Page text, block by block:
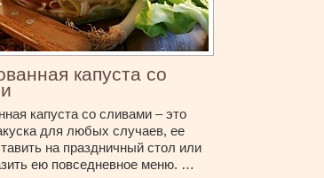
капуста со
капуста со сливами – это
для любых случаев, ее
на праздничный стол или
ею повседневное меню. …